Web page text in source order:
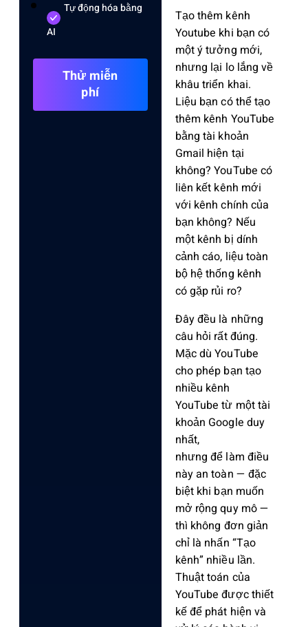
Tự động hóa bằng
AI
Thử miễn
phí
Tạo thêm kênh
Youtube khi bạn có
một ý tưởng mới,
nhưng lại lo lắng về
khâu triển khai.
Liệu bạn có thể tạo
thêm kênh YouTube
bằng tài khoản
Gmail hiện tại
không? YouTube có
liên kết kênh mới
với kênh chính của
bạn không? Nếu
một kênh bị dính
cảnh cáo, liệu toàn
bộ hệ thống kênh
có gặp rủi ro?
Đây đều là những
câu hỏi rất đúng.
Mặc dù YouTube
cho phép bạn tạo
nhiều kênh
YouTube từ một tài
khoản Google duy
nhất,
nhưng để làm điều
này an toàn — đặc
biệt khi bạn muốn
mở rộng quy mô —
thì không đơn giản
chỉ là nhấn “Tạo
kênh” nhiều lần.
Thuật toán của
YouTube được thiết
kế để phát hiện và